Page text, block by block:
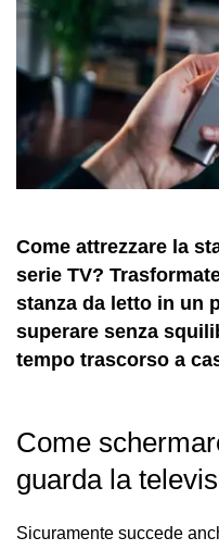
Come attrezzare la
serie TV?
stanza da letto in un
superare senza
tempo trascorso a
Come
guarda la
Sicuramente succede